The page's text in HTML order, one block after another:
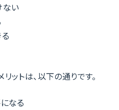
ない
ットは、以下の通りです。
なる